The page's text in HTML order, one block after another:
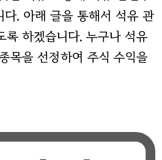
다. 아래 글을 통해서 석유 관
록 하겠습니다. 누구나 석유
목을 선정하여 주식 수익을